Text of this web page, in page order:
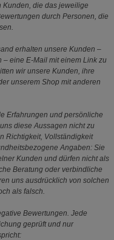
Kunden, die das jeweilige
durch Personen, die
erhalten unsere Kunden –
– eine E-Mail mit einem Link zu
wir unsere Kunden, ihre
unserem Shop mit anderen
Erfahrungen und persönliche
diese Aussagen nicht zu
Richtigkeit, Vollständigkeit
Angaben: Sie
Kunden und dürfen nicht als
Beratung oder verbindliche
uns ausdrücklich von solchen
als falsch.
Bewertungen. Jede
geprüft und nur